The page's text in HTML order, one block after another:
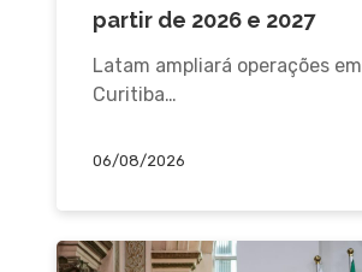
partir de 2026 e 2027
Latam ampliará operações em
Curitiba…
06/08/2026